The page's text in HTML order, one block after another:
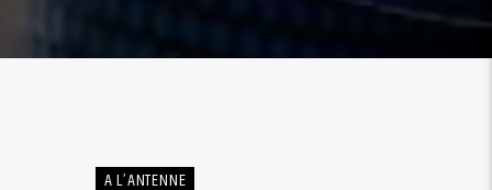
A L’ANTENNE